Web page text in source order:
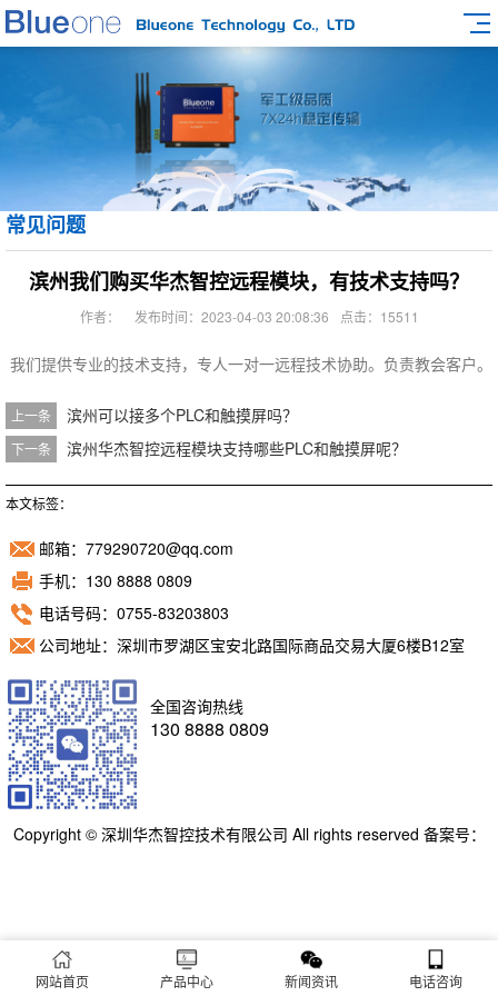
常见问题
滨州我们购买华杰智控远程模块，有技术支持吗？
作者： 发布时间：2023-04-03 20:08:36 点击：15511
我们提供专业的技术支持，专人一对一远程技术协助。负责教会客户。
上一条 滨州可以接多个PLC和触摸屏吗？
下一条 滨州华杰智控远程模块支持哪些PLC和触摸屏呢？
本文标签：
邮箱：779290720@qq.com
手机：130 8888 0809
电话号码：0755-83203803
公司地址：深圳市罗湖区宝安北路国际商品交易大厦6楼B12室
全国咨询热线
130 8888 0809
Copyright © 深圳华杰智控技术有限公司 All rights reserved 备案号：
网站首页 产品中心 新闻资讯 电话咨询